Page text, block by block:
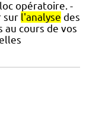
opératoire. -
sur l'analyse des
au cours de vos